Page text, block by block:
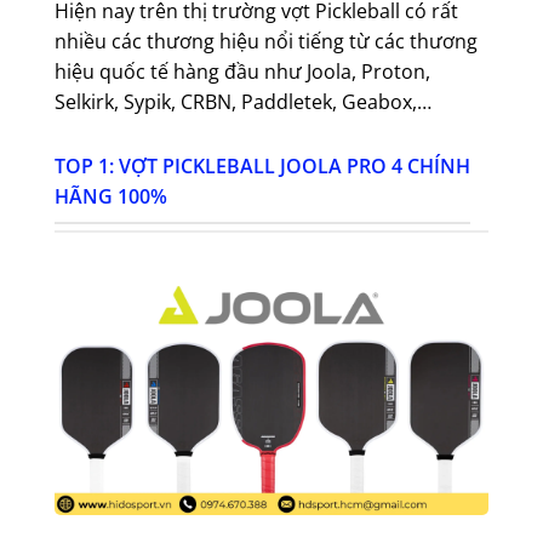
Hiện nay trên thị trường vợt Pickleball có rất
nhiều các thương hiệu nổi tiếng từ các thương
hiệu quốc tế hàng đầu như Joola, Proton,
Selkirk, Sypik, CRBN, Paddletek, Geabox,…
TOP 1: VỢT PICKLEBALL JOOLA PRO 4 CHÍNH
HÃNG 100%